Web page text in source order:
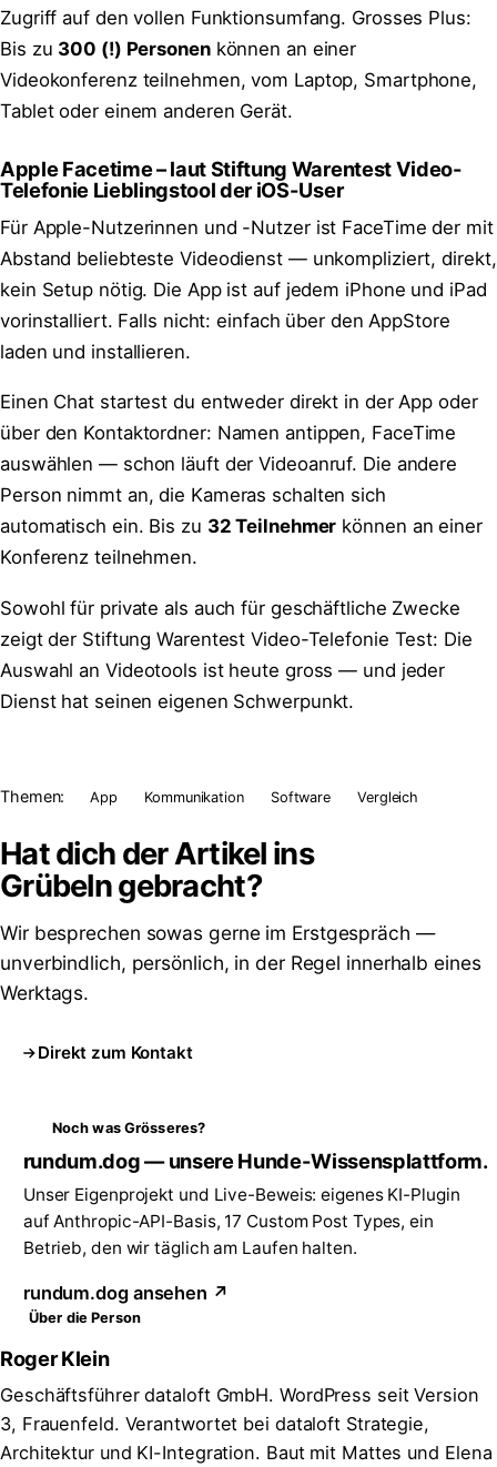
Zugriff auf den vollen Funktionsumfang. Grosses Plus:
Bis zu 300 (!) Personenkönnen an einer
Videokonferenz teilnehmen, vom Laptop, Smartphone,
Tablet oder einem anderen Gerät.
Apple Facetime – laut Stiftung Warentest Video-
Telefonie Lieblingstool der iOS-User
Für Apple-Nutzerinnen und -Nutzer ist FaceTime der mit
Abstand beliebteste Videodienst — unkompliziert, direkt,
kein Setup nötig. Die App ist auf jedem iPhone und iPad
vorinstalliert. Falls nicht: einfach über den AppStore
laden und installieren.
Einen Chat startest du entweder direkt in der App oder
über den Kontaktordner: Namen antippen, FaceTime
auswählen — schon läuft der Videoanruf. Die andere
Person nimmt an, die Kameras schalten sich
automatisch ein. Bis zu 32 Teilnehmer können an einer
Konferenz teilnehmen.
Sowohl für private als auch für geschäftliche Zwecke
zeigt der Stiftung Warentest Video-Telefonie Test: Die
Auswahl an Videotools ist heute gross — und jeder
Dienst hat seinen eigenen Schwerpunkt.
Themen: App Kommunikation Software Vergleich
Hat dich der Artikel ins
Grübelngebracht?
Wir besprechen sowas gerne im Erstgespräch —
unverbindlich, persönlich, in der Regel innerhalb eines
Werktags.
Direkt zum Kontakt
Noch was Grösseres?
rundum.dog — unsere Hunde-Wissensplattform.
Unser Eigenprojekt und Live-Beweis: eigenes KI-Plugin
auf Anthropic-API-Basis, 17 Custom Post Types, ein
Betrieb, den wir täglich am Laufen halten.
rundum.dog ansehen ↗
Über die Person
Roger Klein
Geschäftsführer dataloft GmbH. WordPress seit Version
3, Frauenfeld. Verantwortet bei dataloft Strategie,
Architektur und KI-Integration. Baut mit Mattes und Elena